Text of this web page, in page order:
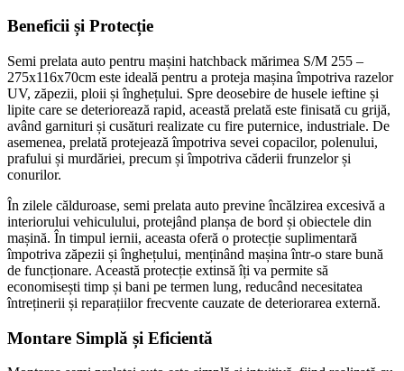
Beneficii și Protecție
Semi prelata auto pentru mașini hatchback mărimea S/M 255 –
275x116x70cm este ideală pentru a proteja mașina împotriva razelor
UV, zăpezii, ploii și înghețului. Spre deosebire de husele ieftine și
lipite care se deteriorează rapid, această prelată este finisată cu grijă,
având garnituri și cusături realizate cu fire puternice, industriale. De
asemenea, prelată protejează împotriva sevei copacilor, polenului,
prafului și murdăriei, precum și împotriva căderii frunzelor și
conurilor.
În zilele călduroase, semi prelata auto previne încălzirea excesivă a
interiorului vehiculului, protejând planșa de bord și obiectele din
mașină. În timpul iernii, aceasta oferă o protecție suplimentară
împotriva zăpezii și înghețului, menținând mașina într-o stare bună
de funcționare. Această protecție extinsă îți va permite să
economisești timp și bani pe termen lung, reducând necesitatea
întreținerii și reparațiilor frecvente cauzate de deteriorarea externă.
Montare Simplă și Eficientă